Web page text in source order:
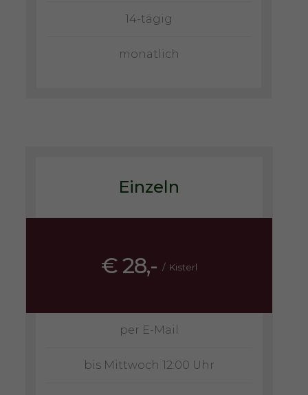
14-tägig
monatlich
Einzeln
€ 28,- / Kisterl
per E-Mail
bis Mittwoch 12:00 Uhr